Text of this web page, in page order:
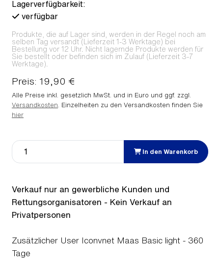
Lagerverfügbarkeit:
verfügbar
Produkte, die auf Lager sind, werden in der Regel noch am
selben Tag versandt (Lieferzeit 1-3 Werktage) bei
Bestellung vor 12 Uhr. Nicht lagernde Produkte werden für
Sie bestellt oder befinden sich im Zulauf (Lieferzeit 3-7
Werktage).
Preis: 19,90 €
Alle Preise inkl. gesetzlich MwSt. und in Euro und ggf. zzgl.
Versandkosten . Einzelheiten zu den Versandkosten finden Sie
hier
In den Warenkorb
Verkauf nur an gewerbliche Kunden und
Rettungsorganisatoren - Kein Verkauf an
Privatpersonen
Zusätzlicher User Iconvnet Maas Basic light - 360
Tage